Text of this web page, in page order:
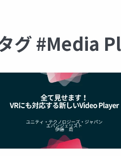
グ #Media